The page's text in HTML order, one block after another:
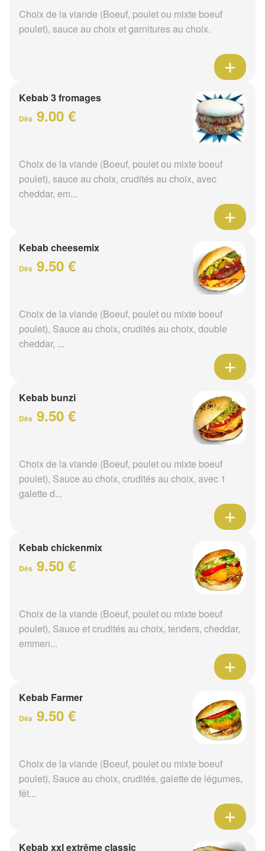
Choix de la viande (Boeuf, poulet ou mixte boeuf
poulet), sauce au choix et garnitures au choix.
Kebab 3 fromages
Dès 9.00 €
Choix de la viande (Boeuf, poulet ou mixte boeuf
poulet), sauce au choix, crudités au choix, avec
cheddar, em...
Kebab cheesemix
Dès 9.50 €
Choix de la viande (Boeuf, poulet ou mixte boeuf
poulet), Sauce au choix, crudités au choix, double
cheddar, ...
Kebab bunzi
Dès 9.50 €
Choix de la viande (Boeuf, poulet ou mixte boeuf
poulet), Sauce au choix, crudités au choix, avec 1
galette d...
Kebab chickenmix
Dès 9.50 €
Choix de la viande (Boeuf, poulet ou mixte boeuf
poulet), Sauce et crudités au choix, tenders, cheddar,
emmen...
Kebab Farmer
Dès 9.50 €
Choix de la viande (Boeuf, poulet ou mixte boeuf
poulet), Sauce au choix, crudités, galette de légumes,
fêt...
Kebab xxl extrême classic